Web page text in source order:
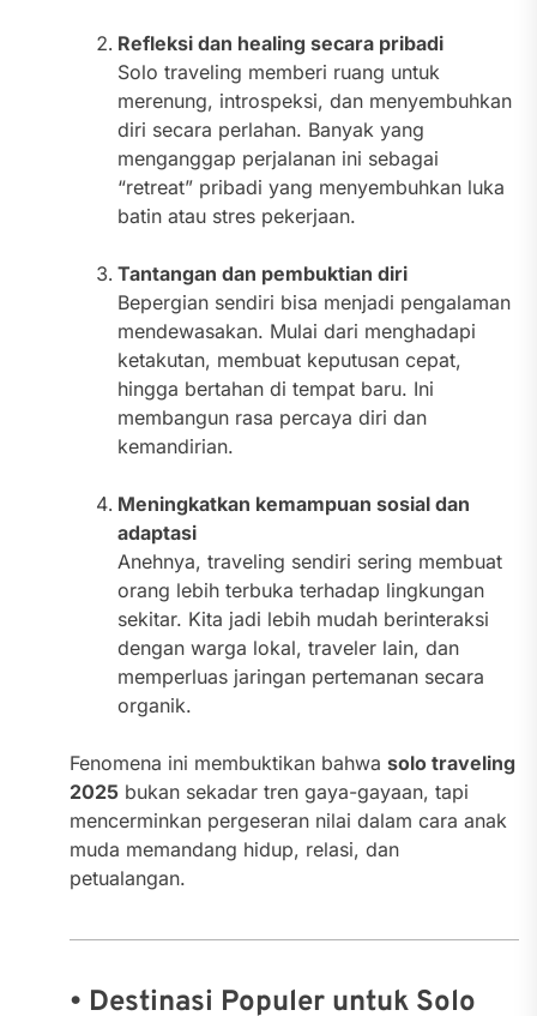
Refleksi dan healing secara pribadi
Solo traveling memberi ruang untuk
merenung, introspeksi, dan menyembuhkan
diri secara perlahan. Banyak yang
menganggap perjalanan ini sebagai
“retreat” pribadi yang menyembuhkan luka
batin atau stres pekerjaan.
Tantangan dan pembuktian diri
Bepergian sendiri bisa menjadi pengalaman
mendewasakan. Mulai dari menghadapi
ketakutan, membuat keputusan cepat,
hingga bertahan di tempat baru. Ini
membangun rasa percaya diri dan
kemandirian.
Meningkatkan kemampuan sosial dan
adaptasi
Anehnya, traveling sendiri sering membuat
orang lebih terbuka terhadap lingkungan
sekitar. Kita jadi lebih mudah berinteraksi
dengan warga lokal, traveler lain, dan
memperluas jaringan pertemanan secara
organik.
Fenomena ini membuktikan bahwa solo traveling
2025bukan sekadar tren gaya-gayaan, tapi
mencerminkan pergeseran nilai dalam cara anak
muda memandang hidup, relasi, dan
petualangan.
• Destinasi Populer untuk Solo